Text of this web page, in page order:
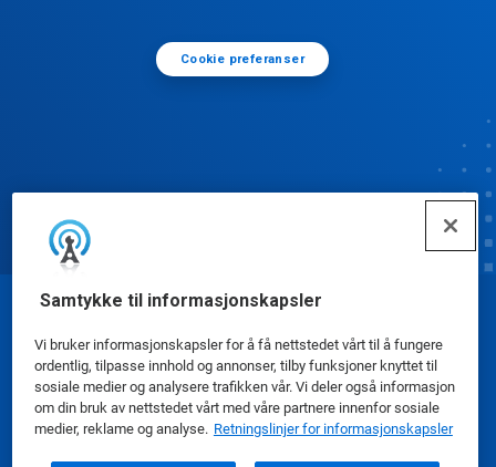
Samtykke til informasjonskapsler
Vi bruker informasjonskapsler for å få nettstedet vårt til å fungere
ordentlig, tilpasse innhold og annonser, tilby funksjoner knyttet til
sosiale medier og analysere trafikken vår. Vi deler også informasjon
om din bruk av nettstedet vårt med våre partnere innenfor sosiale
medier, reklame og analyse. Retningslinjer for informasjonskapsler
Cookie preferanser
Sikkerhetsdatablad|Personvernerklæring|
Bruksvilkår